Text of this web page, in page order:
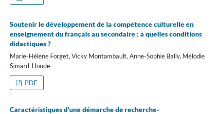
Soutenir le développement de la compétence culturelle en
enseignement du français au secondaire : à quelles conditions
didactiques ?
Marie-Hélène Forget, Vicky Montambault, Anne-Sophie Bally, Mélodie
Simard-Houde
PDF
Caractéristiques d’une démarche de recherche-